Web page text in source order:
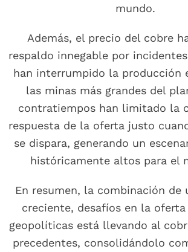
mundo.
Además, el precio del cobre
respaldo innegable por
han interrumpido la producción
las minas más grandes del
contratiempos han limitado la
respuesta de la oferta justo
se dispara, generando un
históricamente altos para el
En resumen, la combinación de
creciente, desafíos en la
geopolíticas está llevando al
precedentes, consolidándolo